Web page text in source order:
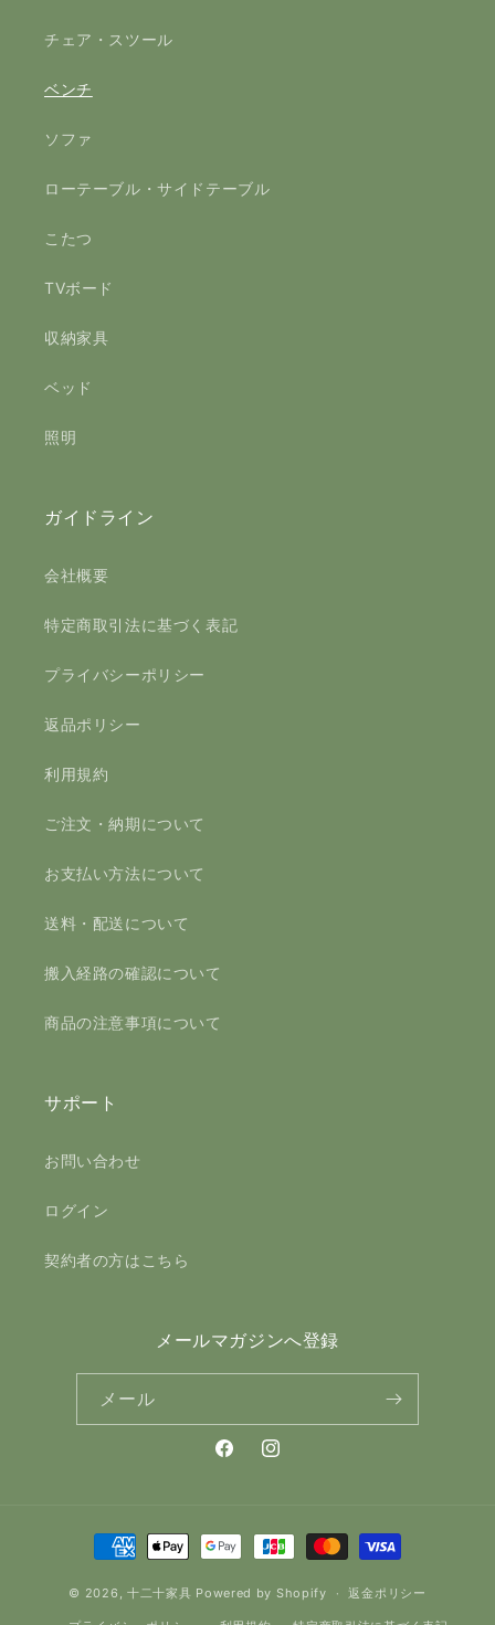
チェア・スツール
ベンチ
ソファ
ローテーブル・サイドテーブル
こたつ
TVボード
収納家具
ベッド
照明
ガイドライン
会社概要
特定商取引法に基づく表記
プライバシーポリシー
返品ポリシー
利用規約
ご注文・納期について
お支払い方法について
送料・配送について
搬入経路の確認について
商品の注意事項について
サポート
お問い合わせ
ログイン
契約者の方はこちら
メールマガジンへ登録
メール
FacebookInstagram
決
済
方
© 2026, 十二十家具 Powered by Shopify 返金ポリシー